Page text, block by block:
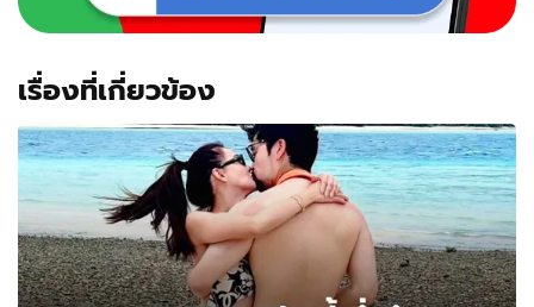
เรื่องที่เกี่ยวข้อง